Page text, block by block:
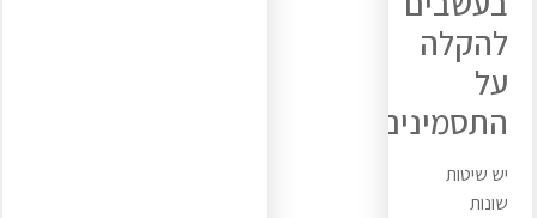
להקלה
על
התסמינים?
יש שיטות
שונות